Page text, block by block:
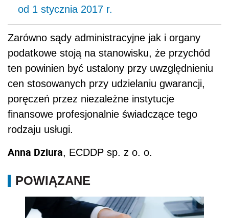
od 1 stycznia 2017 r.
Zarówno sądy administracyjne jak i organy
podatkowe stoją na stanowisku, że przychód
ten powinien być ustalony przy uwzględnieniu
cen stosowanych przy udzielaniu gwarancji,
poręczeń przez niezależne instytucje
finansowe profesjonalnie świadczące tego
rodzaju usługi.
Anna Dziura, ECDDP sp. z o. o.
POWIĄZANE